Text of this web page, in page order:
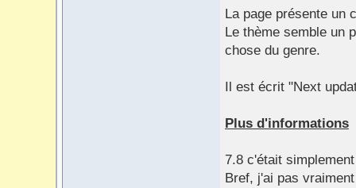
La page présente un
Le thème semble un
chose du genre.
Il est écrit "Next
Plus d'informations
7.8 c'était
Bref, j'ai pas